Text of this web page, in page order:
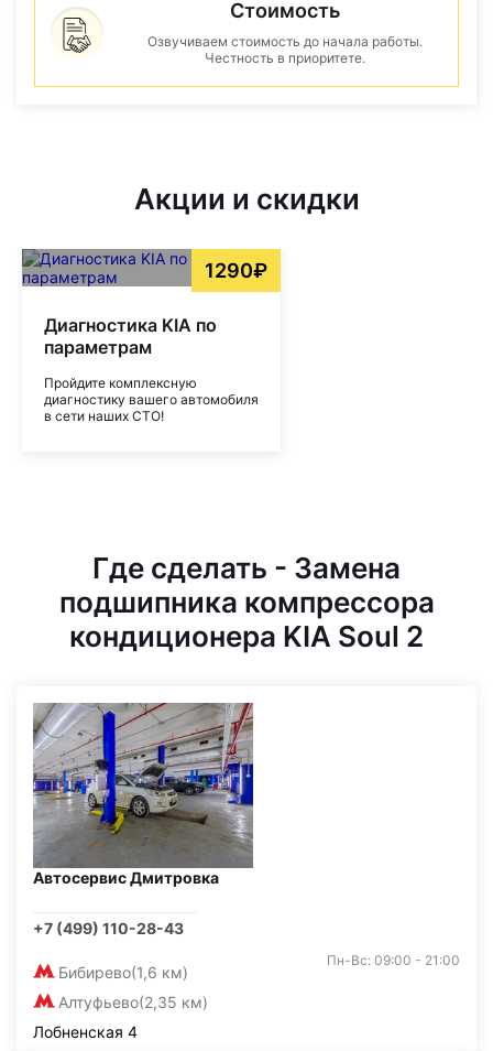
Стоимость
Озвучиваем стоимость до начала работы.
Честность в приоритете.
Акции и скидки
1290₽
Диагностика KIA по
параметрам
Пройдите комплексную
диагностику вашего автомобиля
в сети наших СТО!
Где сделать - Замена
подшипника компрессора
кондиционера KIA Soul 2
Автосервис Дмитровка
+7 (499) 110-28-43
Бибирево(1,6 км)
Алтуфьево(2,35 км)
Пн-Вс: 09:00 - 21:00
Лобненская 4